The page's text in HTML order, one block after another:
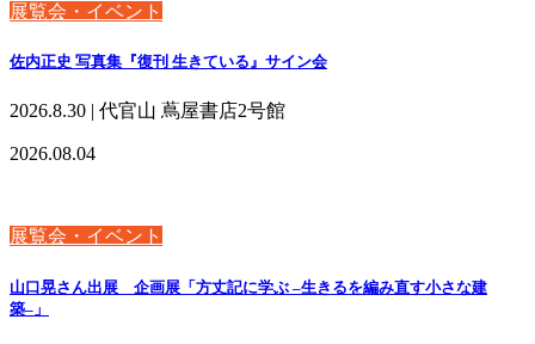
展覧会・イベント
佐内正史 写真集『復刊 生きている』サイン会
2026.8.30 | 代官山 蔦屋書店2号館
2026.08.04
展覧会・イベント
山口晃さん出展 企画展「方丈記に学ぶ –生きるを編み直す小さな建
築–」